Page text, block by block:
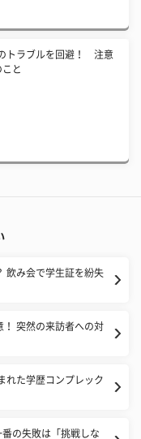
トラブルを回避！ 注意
こと
飲み会で学生証を紛失
！ 突然の来訪者への対
れた学歴コンプレック
の失敗は「挑戦しな